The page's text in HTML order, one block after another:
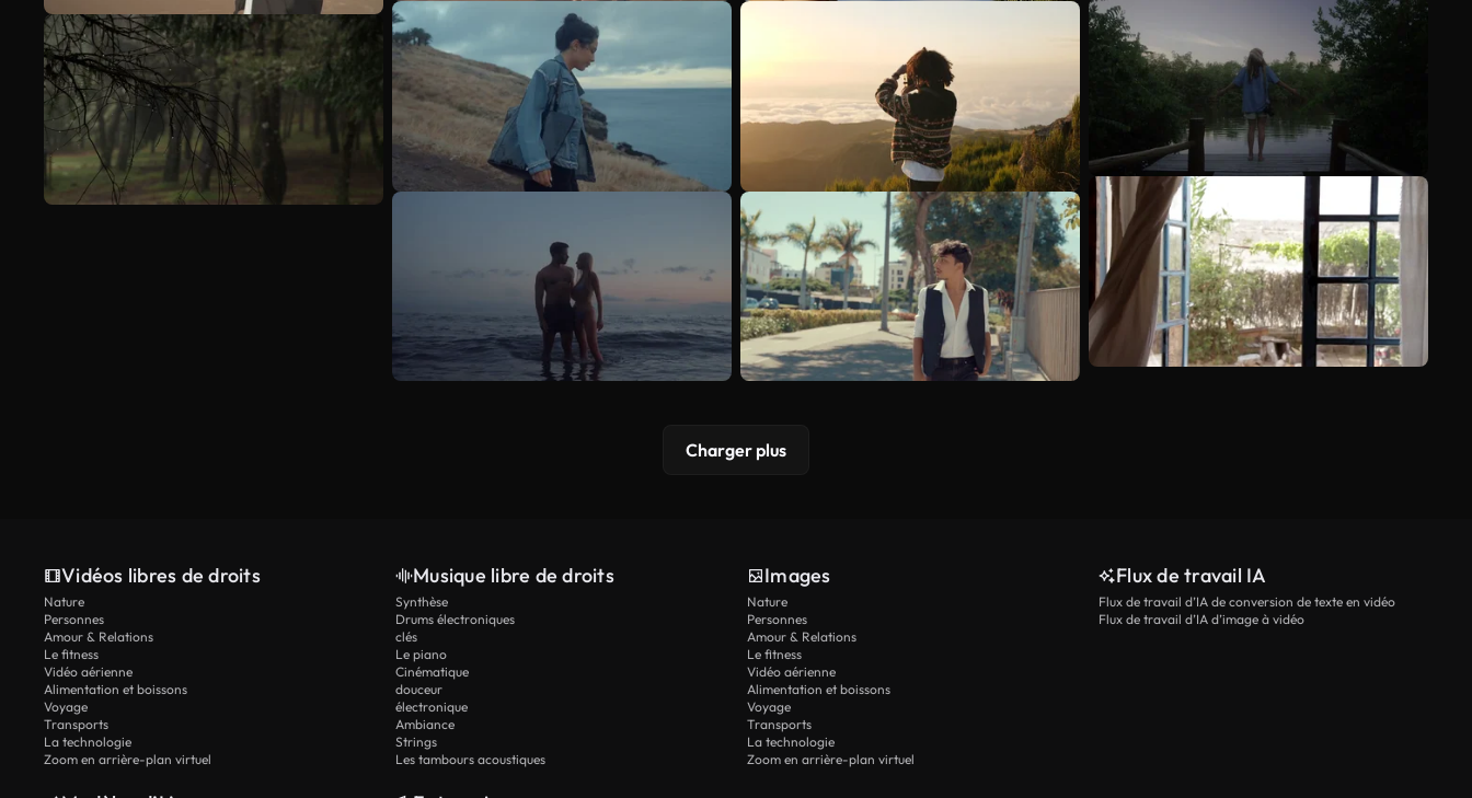
Voir plus
Charger plus
Vidéos libres de droits
Nature
Personnes
Amour & Relations
Le fitness
Vidéo aérienne
Alimentation et boissons
Voyage
Transports
La technologie
Zoom en arrière-plan virtuel
Musique libre de droits
Synthèse
Drums électroniques
clés
Le piano
Cinématique
douceur
électronique
Ambiance
Strings
Les tambours acoustiques
Images
Nature
Personnes
Amour & Relations
Le fitness
Vidéo aérienne
Alimentation et boissons
Voyage
Transports
La technologie
Zoom en arrière-plan virtuel
Flux de travail IA
Flux de travail d’IA de conversion de texte en vidéo
Flux de travail d’IA d’image à vidéo